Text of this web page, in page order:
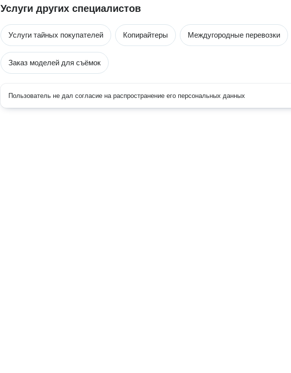
Услуги других специалистов
Услуги тайных покупателей Копирайтеры Междугородные перевозки
Заказ моделей для съёмок
Пользователь не дал согласие на распространение его персональных данных